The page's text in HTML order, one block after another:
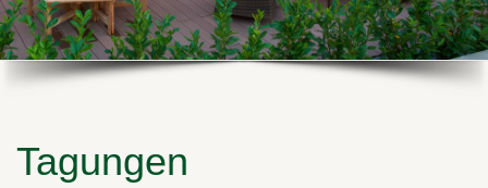
Tagungen